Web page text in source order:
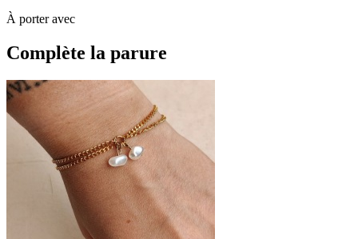
À porter avec
Complète la parure